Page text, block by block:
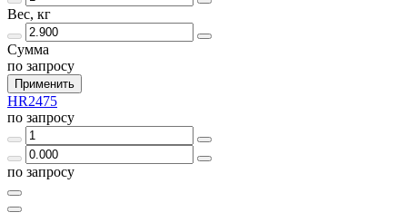
Вес, кг
Сумма
по запросу
Применить
HR2475
по запросу
по запросу